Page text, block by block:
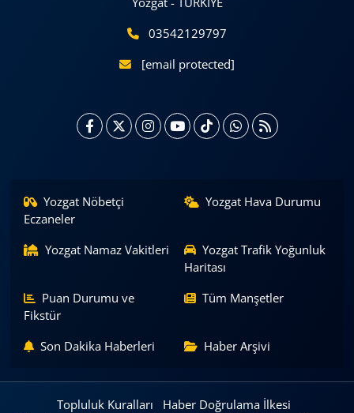
03542129797
[email protected]
Yozgat Nöbetçi
Eczaneler
Yozgat Hava Durumu
Yozgat Namaz Vakitleri
Yozgat Trafik Yoğunluk
Haritası
Puan Durumu ve
Fikstür
Tüm Manşetler
Son Dakika Haberleri Haber Arşivi
Topluluk Kuralları
Haber Doğrulama İlkesi